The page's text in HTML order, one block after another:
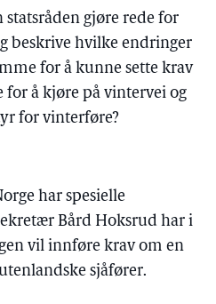
gjøre rede for
beskrive hvilke endringer
for å kunne sette krav
å kjøre på vintervei og
for vinterføre?
har spesielle
Bård Hoksrud har i
vil innføre krav om en
sjåfører.